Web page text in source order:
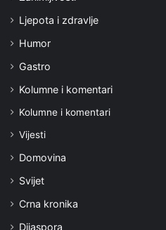
Ljepota i zdravlje
Humor
Gastro
Kolumne i komentari
Kolumne i komentari
Vijesti
Domovina
Svijet
Crna kronika
Dijaspora